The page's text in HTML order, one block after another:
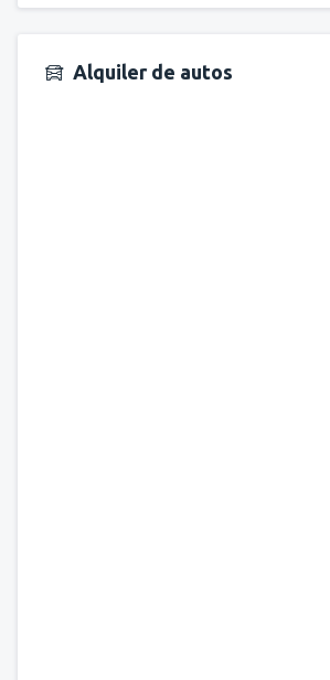
Alquiler de autos